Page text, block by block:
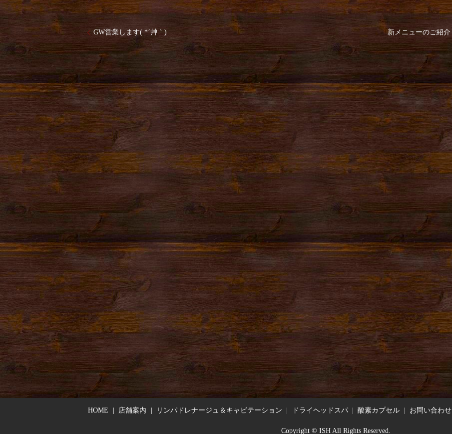
GW営業します( *´艸｀) 新メニューのご紹介
HOME 店舗案内 リンパドレナージュ＆キャビテーション ドライヘッドスパ 酸素カプセル お問い合わせ
Copyright © ISH All Rights Reserved.